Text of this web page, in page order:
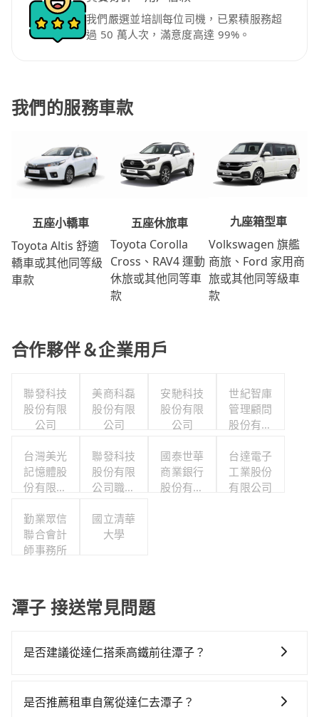
我們嚴選並培訓每位司機，已累積服務超
過 50 萬人次，滿意度高達 99%。
我們的服務車款
五座小轎車
Toyota Altis 舒適
轎車或其他同等級
車款
五座休旅車
Toyota Corolla
Cross、RAV4 運動
休旅或其他同等車
款
九座箱型車
Volkswagen 旗艦
商旅、Ford 家用商
旅或其他同等級車
款
合作夥伴＆企業用戶
聯發科技
股份有限
公司
美商科磊
股份有限
公司
安馳科技
股份有限
公司
世紀智庫
管理顧問
股份有限
台灣美光
記憶體股
份有限公
聯發科技
股份有限
公司職工
會
國泰世華
商業銀行
股份有限
台達電子
工業股份
有限公司
勤業眾信
聯合會計
師事務所
國立清華
大學
潭子 接送常見問題
是否建議從達仁搭乘高鐵前往潭子？
計程車前往高鐵站！從最早05:50一直到22:55，左營-台
是否推薦租車自駕從達仁去潭子？